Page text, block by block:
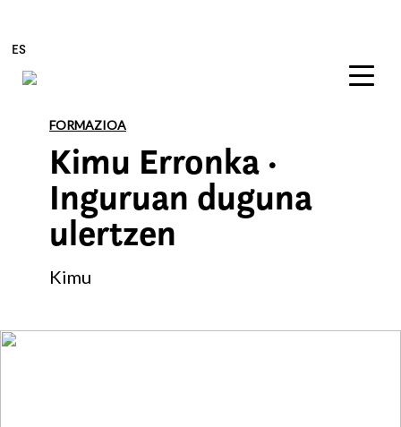
Edukira zuzenean joan
ES
FORMAZIOA
Kimu Erronka ·
Inguruan duguna
ulertzen
Kimu